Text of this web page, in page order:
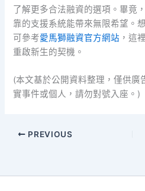
了解更多合法融資的選項。畢竟
靠的支援系統能帶來無限希望。
可參考愛馬獅融資官方網站 ，這
重啟新生的契機。
(本文基於公開資料整理，僅供廣
實事件或個人，請勿對號入座。)
PREVIOUS